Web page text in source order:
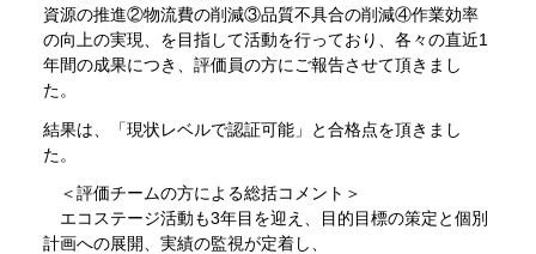
資源の推進②物流費の削減③品質不具合の削減④作業効率
の向上の実現、を目指して活動を行っており、各々の直近1
年間の成果につき、評価員の方にご報告させて頂きまし
た。
結果は、「現状レベルで認証可能」と合格点を頂きまし
た。
＜評価チームの方による総括コメント＞
エコステージ活動も3年目を迎え、目的目標の策定と個別
計画への展開、実績の監視が定着し、